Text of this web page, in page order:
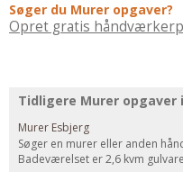
Reparation Og Vedligehold
Varme Og Energi
Udendørs
Kan Det Males?
Søger du Murer opgaver?
Opret gratis
Tidligere Murer opgaver
Murer Esbjerg
Søger en murer eller anden
Badeværelset er 2,6 kvm